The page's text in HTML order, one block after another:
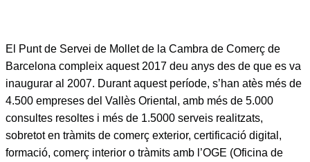
El Punt de Servei de Mollet de la Cambra de Comerç de
Barcelona compleix aquest 2017 deu anys des de que es va
inaugurar al 2007. Durant aquest període, s’han atès més de
4.500 empreses del Vallès Oriental, amb més de 5.000
consultes resoltes i més de 1.5000 serveis realitzats,
sobretot en tràmits de comerç exterior, certificació digital,
formació, comerç interior o tràmits amb l’OGE (Oficina de